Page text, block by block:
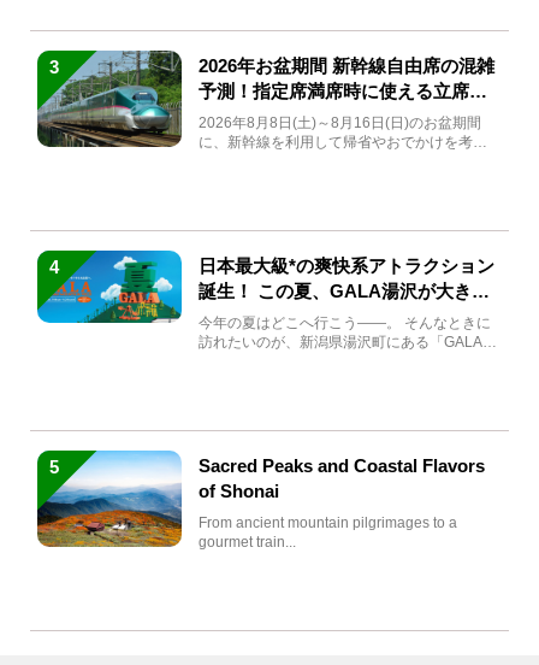
3
2026年お盆期間 新幹線自由席の混雑
予測！指定席満席時に使える立席特
急券も解説
2026年8月8日(土)～8月16日(日)のお盆期間
に、新幹線を利用して帰省やおでかけを考え
4
日本最大級*の爽快系アトラクション
誕生！ この夏、GALA湯沢が大きく
生まれ変わる
今年の夏はどこへ行こう――。 そんなときに
訪れたいのが、新潟県湯沢町にある「GALA湯
5
Sacred Peaks and Coastal Flavors
of Shonai
From ancient mountain pilgrimages to a
gourmet train...